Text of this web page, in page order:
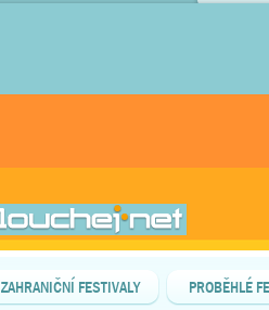
ZAHRANIČNÍ FESTIVALY PROBĚHLÉ